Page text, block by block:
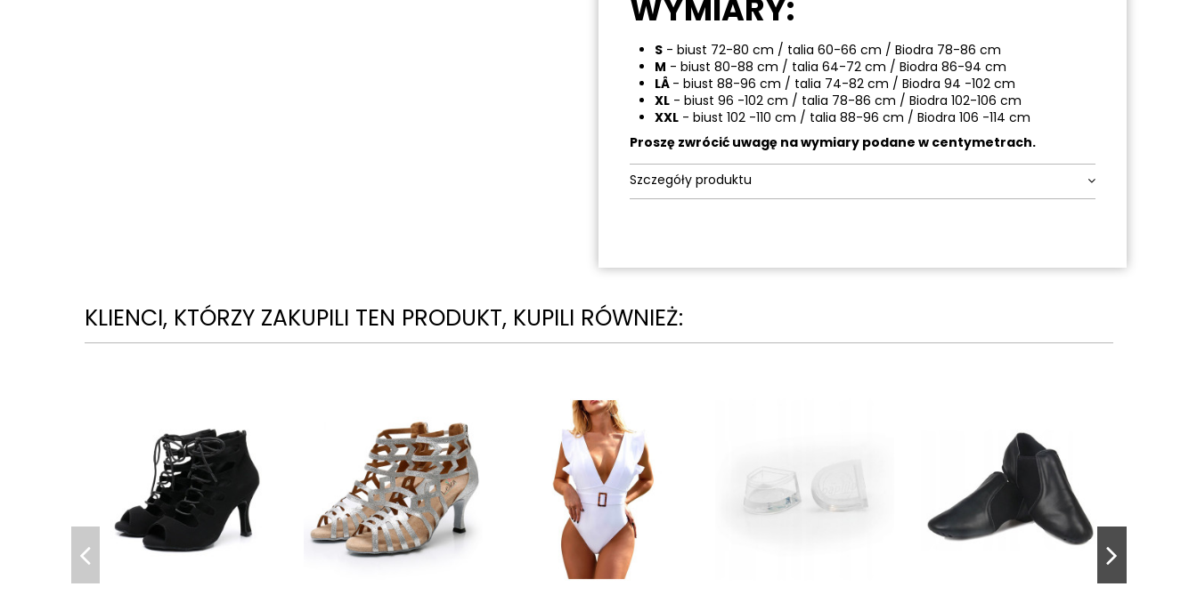
WYMIARY:
S - biust 72-80 cm / talia 60-66 cm / Biodra 78-86 cm
M - biust 80-88 cm / talia 64-72 cm / Biodra 86-94 cm
LÂ - biust 88-96 cm / talia 74-82 cm / Biodra 94 -102 cm
XL - biust 96 -102 cm / talia 78-86 cm / Biodra 102-106 cm
XXL - biust 102 -110 cm / talia 88-96 cm / Biodra 106 -114 cm
Proszę zwrócić uwagę na wymiary podane w centymetrach.
Szczegóły produktu
KLIENCI, KTÓRZY ZAKUPILI TEN PRODUKT, KUPILI RÓWNIEŻ: